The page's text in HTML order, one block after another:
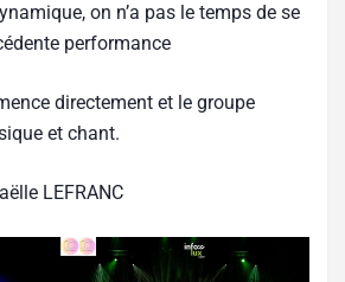
on n’a pas le temps de se
performance
directement et le groupe
et chant.
LEFRANC